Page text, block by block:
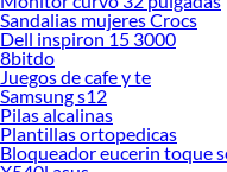
Sandalias mujeres Crocs
Dell inspiron 15 3000
8bitdo
Juegos de cafe y te
Samsung s12
Pilas alcalinas
Plantillas ortopedicas
Bloqueador eucerin toque